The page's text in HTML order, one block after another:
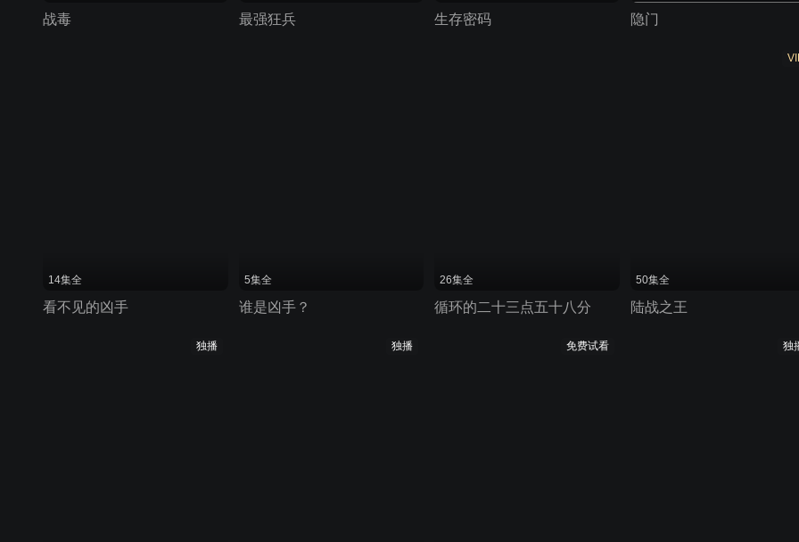
战毒 最强狂兵 生存密码 隐门
14集全
看不见的凶手
5集全
谁是凶手？
26集全
循环的二十三点五十八分
50集全
陆战之王
独播 独播 免费试看 独